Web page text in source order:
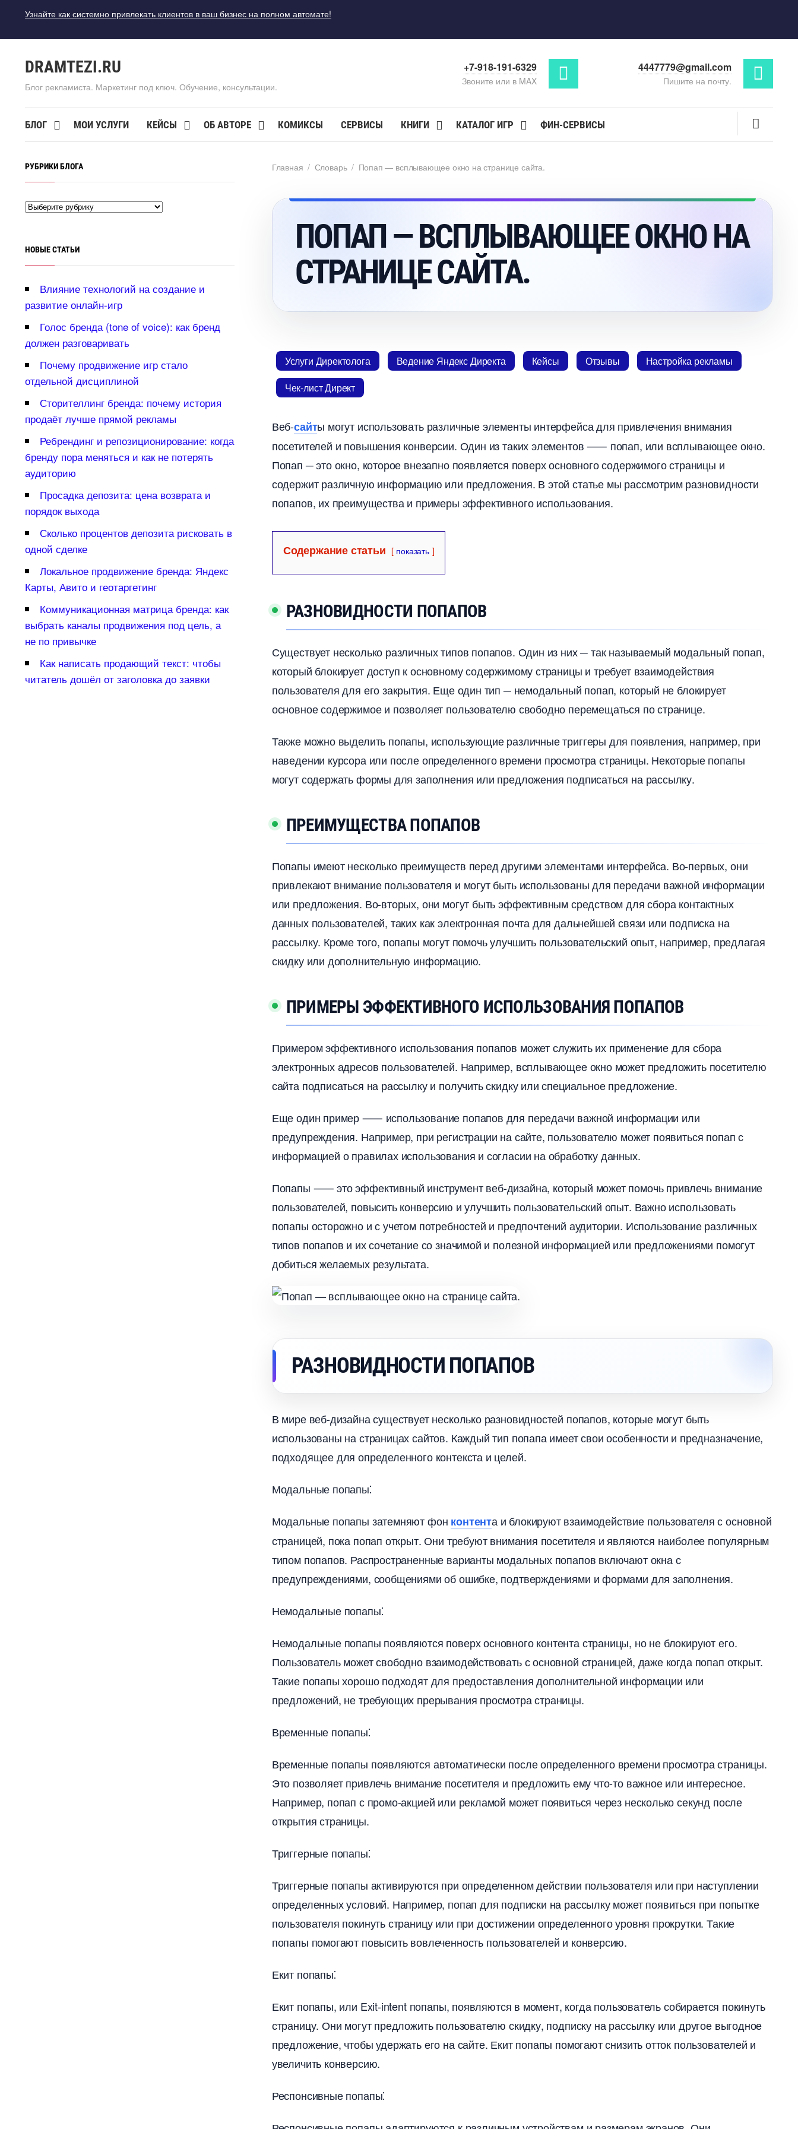
Узнайте как системно привлекать клиентов в ваш бизнес на полном автомате!
DRAMTEZI.RU
Блог рекламиста. Маркетинг под ключ. Обучение, консультации.
+7-918-191-6329
Звоните или в MAX
4447779@gmail.com
Пишите на почту.
БЛОГ МОИ УСЛУГИ КЕЙСЫ ОБ АВТОРЕ КОМИКСЫ СЕРВИСЫ КНИГИ КАТАЛОГ ИГР ФИН-СЕРВИСЫ
Главная / Словарь/ Попап — всплывающее окно на странице сайта.
ПОПАП — ВСПЛЫВАЮЩЕЕ ОКНО НА
СТРАНИЦЕ САЙТА.
Услуги Директолога едение Яндекс Директа Кейсы Отзывы
Настройка рекламы
Чек-лист Директ
еб-сайты могут использовать различные элементы интерфейса для привлечения внимания
посетителей и повышения конверсии. Один из таких элементов ⸺ попап, или всплывающее окно.​
Попап ─ это окно, которое внезапно появляется поверх основного содержимого страницы и
содержит различную информацию или предложения.​ В этой статье мы рассмотрим разновидности
попапов, их преимущества и примеры эффективного использования.​
Содержание статьи показать
РАЗНОВИДНОСТИ ПОПАПО
Существует несколько различных типов попапов.​ Один из них ─ так называемый модальный попап,
который блокирует доступ к основному содержимому страницы и требует взаимодействия
пользователя для его закрытия.​ Еще один тип ─ немодальный попап, который не блокирует
основное содержимое и позволяет пользователю свободно перемещаться по странице.​
Также можно выделить попапы, использующие различные триггеры для появления, например, при
наведении курсора или после определенного времени просмотра страницы.​ Некоторые попапы
могут содержать формы для заполнения или предложения подписаться на рассылку.​
ПРЕИМУЩЕСТВА ПОПАПО
Попапы имеют несколько преимуществ перед другими элементами интерфейса.​ Во-первых, они
привлекают внимание пользователя и могут быть использованы для передачи важной информации
или предложения.​ Во-вторых, они могут быть эффективным средством для сбора контактных
данных пользователей, таких как электронная почта для дальнейшей связи или подписка на
рассылку.​ Кроме того, попапы могут помочь улучшить пользовательский опыт, например, предлагая
скидку или дополнительную информацию.​
ПРИМЕРЫ ЭФФЕКТИВНОГО ИСПОЛЬЗОВАНИЯ ПОПАПО
Примером эффективного использования попапов может служить их применение для сбора
электронных адресов пользователей.​ Например, всплывающее окно может предложить посетителю
сайта подписаться на рассылку и получить скидку или специальное предложение.​
Еще один пример ⸺ использование попапов для передачи важной информации или
предупреждения. Например, при регистрации на сайте, пользователю может появиться попап с
информацией о правилах использования и согласии на обработку данных.​
Попапы ⸺ это эффективный инструмент веб-дизайна, который может помочь привлечь внимание
пользователей, повысить конверсию и улучшить пользовательский опыт.​ Важно использовать
попапы осторожно и с учетом потребностей и предпочтений аудитории.​ Использование различных
типов попапов и их сочетание со значимой и полезной информацией или предложениями помогут
добиться желаемых результата.​
РАЗНОВИДНОСТИ ПОПАПО
мире веб-дизайна существует несколько разновидностей попапов, которые могут быть
использованы на страницах сайтов.​ Каждый тип попапа имеет свои особенности и предназначение,
подходящее для определенного контекста и целей.​
Модальные попапы⁚
Модальные попапы затемняют фон контента и блокируют взаимодействие пользователя с основной
страницей, пока попап открыт.​ Они требуют внимания посетителя и являются наиболее популярным
типом попапов. Распространенные варианты модальных попапов включают окна с
предупреждениями, сообщениями об ошибке, подтверждениями и формами для заполнения.​
Немодальные попапы⁚
Немодальные попапы появляются поверх основного контента страницы, но не блокируют его.​
Пользователь может свободно взаимодействовать с основной страницей, даже когда попап открыт.​
Такие попапы хорошо подходят для предоставления дополнительной информации или
предложений, не требующих прерывания просмотра страницы.​
ременные попапы⁚
ременные попапы появляются автоматически после определенного времени просмотра страницы.​
Это позволяет привлечь внимание посетителя и предложить ему что-то важное или интересное.​
Например, попап с промо-акцией или рекламой может появиться через несколько секунд после
открытия страницы.​
Триггерные попапы⁚
Триггерные попапы активируются при определенном действии пользователя или при наступлении
определенных условий.​ Например, попап для подписки на рассылку может появиться при попытке
пользователя покинуть страницу или при достижении определенного уровня прокрутки.​ Такие
попапы помогают повысить вовлеченность пользователей и конверсию.​
Екит попапы⁚
Екит попапы, или Exit-intent попапы, появляются в момент, когда пользователь собирается покинуть
страницу. Они могут предложить пользователю скидку, подписку на рассылку или другое выгодное
предложение, чтобы удержать его на сайте.​ Екит попапы помогают снизить отток пользователей и
увеличить конверсию.​
Респонсивные попапы⁚
РУБРИКИ БЛОГА
НОВЫЕ СТАТЬИ
лияние технологий на создание и
развитие онлайн-игр
Голос бренда (tone of voice): как бренд
должен разговаривать
Почему продвижение игр стало
отдельной дисциплиной
Сторителлинг бренда: почему история
продаёт лучше прямой рекламы
Ребрендинг и репозиционирование: когда
ренду пора меняться и как не потерять
аудиторию
Просадка депозита: цена возврата и
порядок выхода
Сколько процентов депозита рисковать
одной сделке
Локальное продвижение бренда: Яндекс
Карты, Авито и геотаргетин
Коммуникационная матрица бренда: как
ыбрать каналы продвижения под цель, а
не по привычке
Как написать продающий текст: чтобы
читатель дошёл от заголовка до заявки